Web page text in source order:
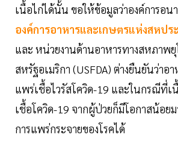
เนื้อไก่ได้นั้น ขอให้ข้อมูลว่าองค์การอน
องค์การอาหารและเกษตรแห่งสหปร
และ หน่วยงานด้านอาหารทางสหภาพยุ
สหรัฐอเมริกา (USFDA) ต่างยืนยันว่าอ
แพร่เชื้อไวรัสโควิด-19 และในกรณีที่
เชื้อโควิด-19 จากผู้ป่วยก็มีโอกาสน้อย
การแพร่กระจายของโรคได้